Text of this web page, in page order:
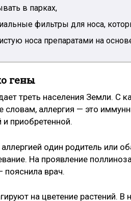
в парках,
фильтры для носа,
носа препаратами на
гены
треть населения Земли.
словам, аллергия — это
приобретенной.
один родитель или
На проявление
пояснила врач.
на цветение растений.